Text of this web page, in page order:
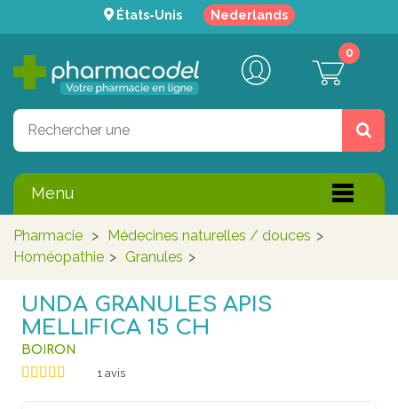
États-Unis Nederlands
0
Menu
Pharmacie > Médecines naturelles / douces >
Homéopathie > Granules >
UNDA GRANULES APIS
MELLIFICA 15 CH
BOIRON
1 avis